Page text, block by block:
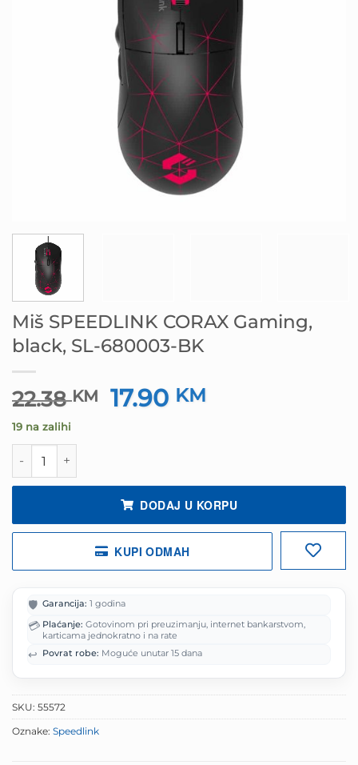
Miš SPEEDLINK CORAX Gaming,
black, SL-680003-BK
22.38KM
Izvorna
cijena
17.90 KM
19 na zalihi
Miš SPEEDLINK CORAX Gaming, black, SL-680003-BK
DODAJ U KORPU
KUPI ODMAH
🛡️ Garancija: 1 godina
💳 Plaćanje: Gotovinom pri preuzimanju, internet bankarstvom,
karticama jednokratno i na rate
↩️ Povrat robe: Moguće unutar 15 dana
SKU: 55572
Oznake: Speedlink